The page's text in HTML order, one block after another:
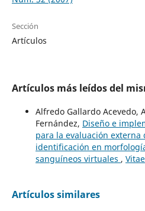
Sección
Artículos
Artículos más leídos del
Alfredo Gallardo Acevedo,
Fernández, Diseño e
para la evaluación externa
identificación en
sanguíneos virtuales ,
Artículos similares